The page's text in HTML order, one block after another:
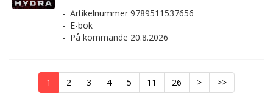
Artikelnummer 9789511537656
E-bok
På kommande 20.8.2026
1 2 3 4 5 11 26 > >>